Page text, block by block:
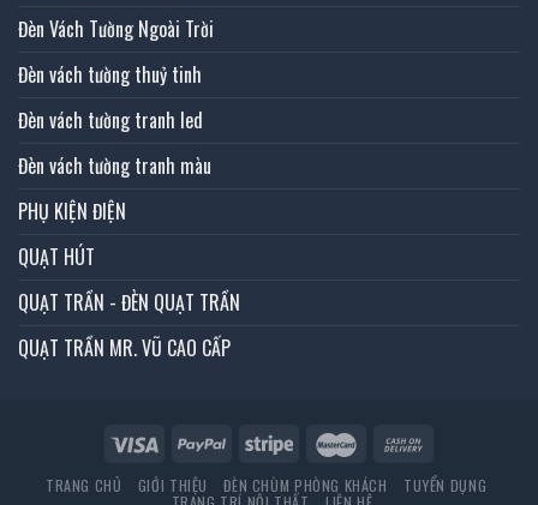
Đèn Vách Tường Ngoài Trời
Đèn vách tường thuỷ tinh
Đèn vách tường tranh led
Đèn vách tường tranh màu
PHỤ KIỆN ĐIỆN
QUẠT HÚT
QUẠT TRẦN - ĐÈN QUẠT TRẦN
QUẠT TRẦN MR. VŨ CAO CẤP
TRANG CHỦ GIỚI THIỆU ĐÈN CHÙM PHÒNG KHÁCH TUYỂN DỤNG